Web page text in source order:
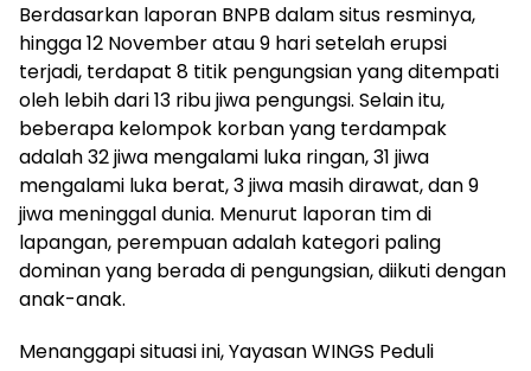
Berdasarkan laporan BNPB dalam situs resminya,
hingga 12 November atau 9 hari setelah erupsi
terjadi, terdapat 8 titik pengungsian yang ditempati
oleh lebih dari 13 ribu jiwa pengungsi. Selain itu,
beberapa kelompok korban yang terdampak
adalah 32 jiwa mengalami luka ringan, 31 jiwa
mengalami luka berat, 3 jiwa masih dirawat, dan 9
jiwa meninggal dunia. Menurut laporan tim di
lapangan, perempuan adalah kategori paling
dominan yang berada di pengungsian, diikuti dengan
anak-anak.
Menanggapi situasi ini, Yayasan WINGS Peduli